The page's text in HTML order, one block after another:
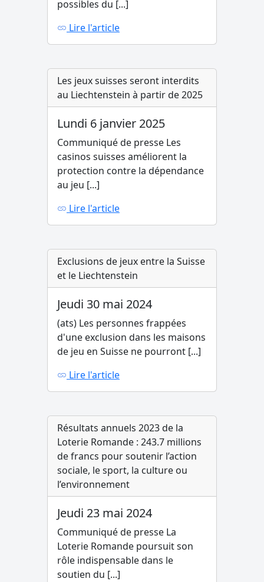
possibles du [...]
Lire l'article
Les jeux suisses seront interdits
au Liechtenstein à partir de 2025
Lundi 6 janvier 2025
Communiqué de presse Les
casinos suisses améliorent la
protection contre la dépendance
au jeu [...]
Lire l'article
Exclusions de jeux entre la Suisse
et le Liechtenstein
Jeudi 30 mai 2024
(ats) Les personnes frappées
d'une exclusion dans les maisons
de jeu en Suisse ne pourront [...]
Lire l'article
Résultats annuels 2023 de la
Loterie Romande : 243.7 millions
de francs pour soutenir l’action
sociale, le sport, la culture ou
l’environnement
Jeudi 23 mai 2024
Communiqué de presse La
Loterie Romande poursuit son
rôle indispensable dans le
soutien du [...]